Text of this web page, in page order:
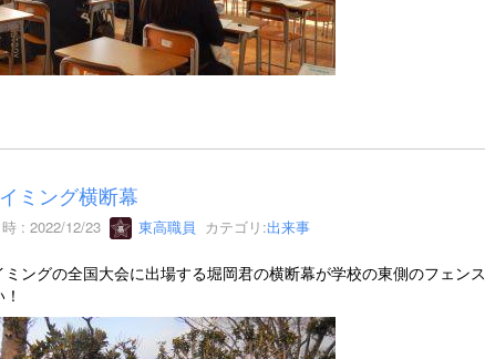
ミング横断幕
: 2022/12/23 東高職員 カテゴリ:出来事
ミングの全国大会に出場する堀岡君の横断幕が学校の東側のフェン